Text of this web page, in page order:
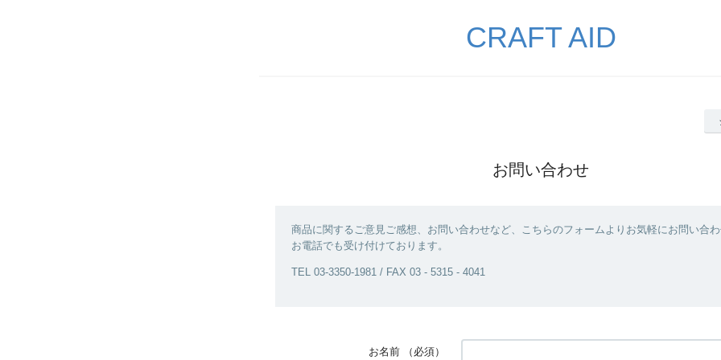
CRAFT AID
お問い合わせ
商品に関するご意見ご感想、お問い合わせなど、こちらのフォームよりお気軽にお問い合
お電話でも受け付けております。
TEL 03‐3350‐1981 / FAX 03 - 5315 - 4041
お名前 （必須）